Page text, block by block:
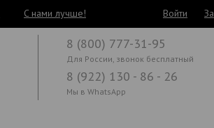
C нами лучше! Войти
8 (800) 777-31-95
Для России, звонок бесплатный
8 (922) 130 - 86 - 26
Мы в WhatsApp